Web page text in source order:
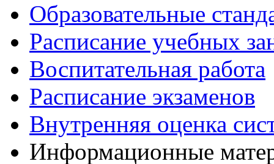
Образовательные
Расписание учебных
Воспитательная работа
Расписание экзаменов
Внутренняя оценка
Информационные